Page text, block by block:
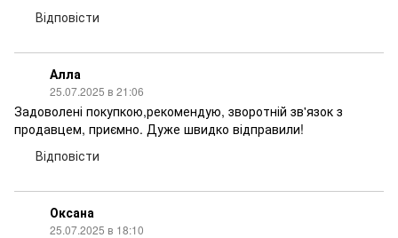
Відповісти
Алла
25.07.2025 в 21:06
Задоволені покупкою,рекомендую, зворотній зв'язок з
продавцем, приємно. Дуже швидко відправили!
Відповісти
Оксана
25.07.2025 в 18:10